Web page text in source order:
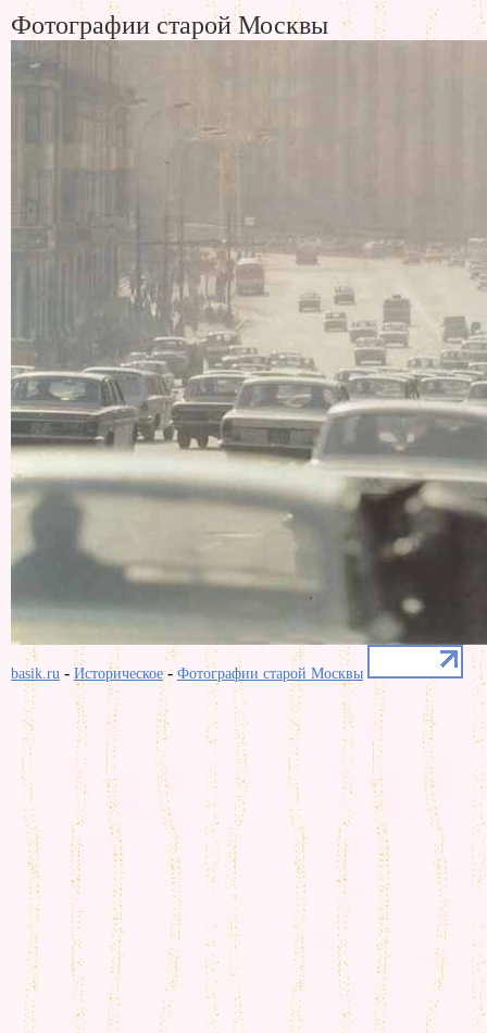
Фотографии старой Москвы
basik.ru - Историческое- Фотографии старой Москвы